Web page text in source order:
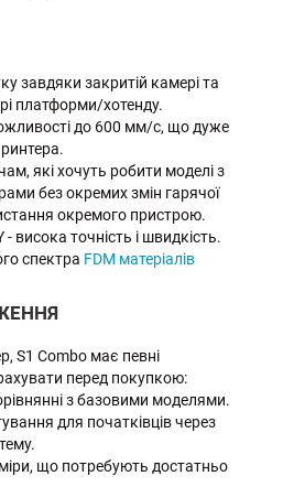
завдяки закритій камері та
платформи/хотенду.
до 600 мм/с, що дуже
які хочуть робити моделі з
без окремих змін гарячої
окремого пристрою.
висока точність і швидкість.
спектра FDM матеріалів
S1 Combo має певні
перед покупкою:
з базовими моделями.
для початківців через
що потребують достатньо